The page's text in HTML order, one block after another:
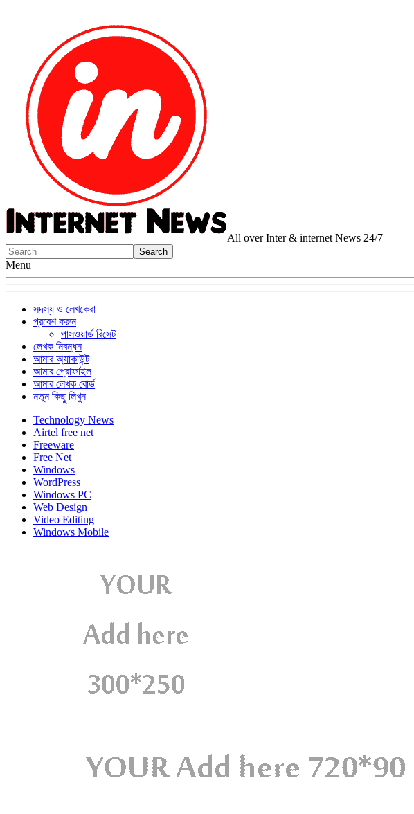
All over Inter & internet News 24/7
Menu
সদস্য ও লেখকেরা
প্রবেশ করুন
পাসওয়ার্ড রিসেট
লেখক নিবন্ধন
আমার অ্যাকাউন্ট
আমার প্রোফাইল
আমার লেখক বোর্ড
নতুন কিছু লিখুন
Technology News
Airtel free net
Freeware
Free Net
Windows
WordPress
Windows PC
Web Design
Video Editing
Windows Mobile